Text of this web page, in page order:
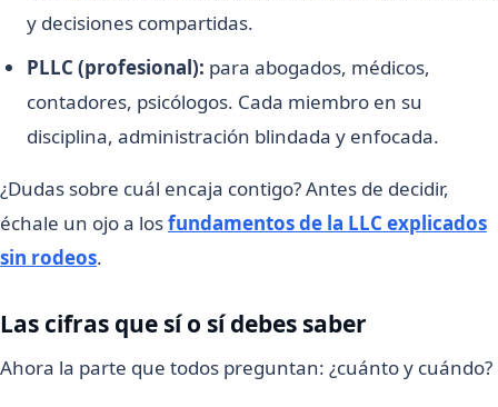
y decisiones compartidas.
PLLC (profesional): para abogados, médicos,
contadores, psicólogos. Cada miembro en su
disciplina, administración blindada y enfocada.
¿Dudas sobre cuál encaja contigo? Antes de decidir,
échale un ojo a losfundamentos de la LLC explicados
sin rodeos.
Las cifras que sí o sí debes saber
Ahora la parte que todos preguntan: ¿cuánto y cuándo?